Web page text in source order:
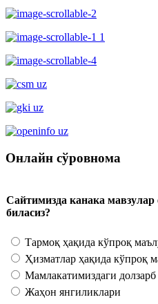
Онлайн сўровнома
Сайтимизда канака
биласиз?
Тармоқ ҳақида кўпроқ
Ҳизматлар ҳақида кўпроқ
Мамлакатимиздаги
Жаҳон янгиликлари